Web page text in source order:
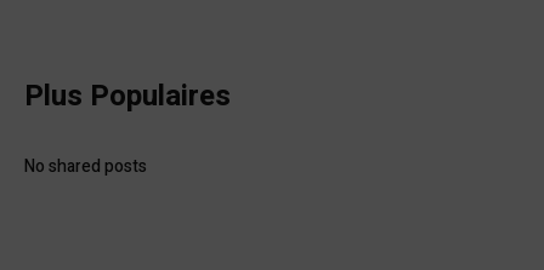
Plus Populaires
No shared posts